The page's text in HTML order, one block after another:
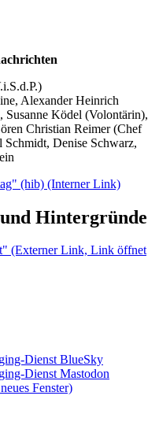
Alexander Heinrich
Susanne Ködel (Volontärin),
Christian Reimer (Chef
Denise Schwarz,
(hib) (Interner Link)
Hintergründe
(Externer Link, Link öffnet
Dienst BlueSky
Dienst Mastodon
Fenster)